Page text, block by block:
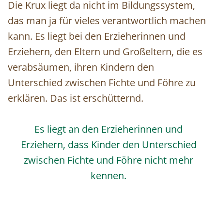
Die Krux liegt da nicht im Bildungssystem,
das man ja für vieles verantwortlich machen
kann. Es liegt bei den Erzieherinnen und
Erziehern, den Eltern und Großeltern, die es
verabsäumen, ihren Kindern den
Unterschied zwischen Fichte und Föhre zu
erklären. Das ist erschütternd.
Es liegt an den Erzieherinnen und
Erziehern, dass Kinder den Unterschied
zwischen Fichte und Föhre nicht mehr
kennen.